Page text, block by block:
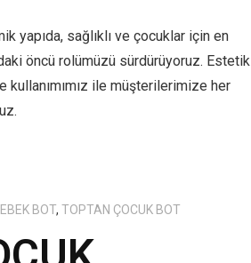
yapıda, sağlıklı ve çocuklar için en
öncü rolümüzü sürdürüyoruz. Estetik
kullanımımız ile müşterilerimize her
BOT,TOPTAN ÇOCUK BOT